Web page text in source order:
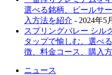
選べる銘柄、ビールサ
入方法を紹介 - 2024年5
スプリングバレー シル
タップで愉しむ。選べ
徴、料金コース、購入
ニュース